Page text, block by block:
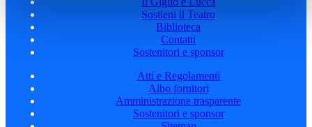
Sostieni il Teatro
Biblioteca
Contatti
Sostenitori e sponsor
Atti e Regolamenti
Albo fornitori
Amministrazione trasparente
Sostenitori e sponsor